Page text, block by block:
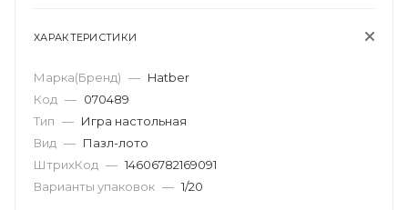
ХАРАКТЕРИСТИКИ
Марка(Бренд) — Hatber
Код — 070489
Тип — Игра настольная
Вид — Пазл-лото
ШтрихКод — 14606782169091
Варианты упаковок — 1/20